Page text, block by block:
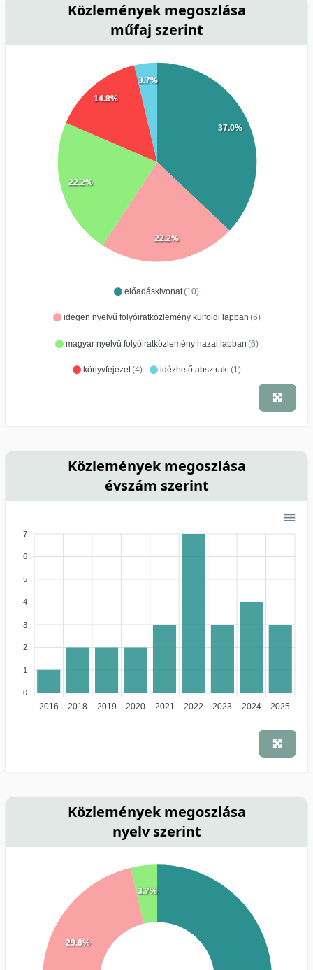
Közlemények megoszlása
műfaj szerint
előadáskivonat(10)
idegen nyelvű folyóiratközlemény külföldi lapban (6)
magyar nyelvű folyóiratközlemény hazai lapban (6)
könyvfejezet(4) idézhető absztrakt(1)
37.0%
22.2%
22.2%
14.8%
3.7%
Közlemények megoszlása
évszám szerint
7
6
5
4
3
2
1
0
2016 2018 2019 2020 2021 2022 2023 2024 2025
Közlemények megoszlása
nyelv szerint
29.6%
3.7%